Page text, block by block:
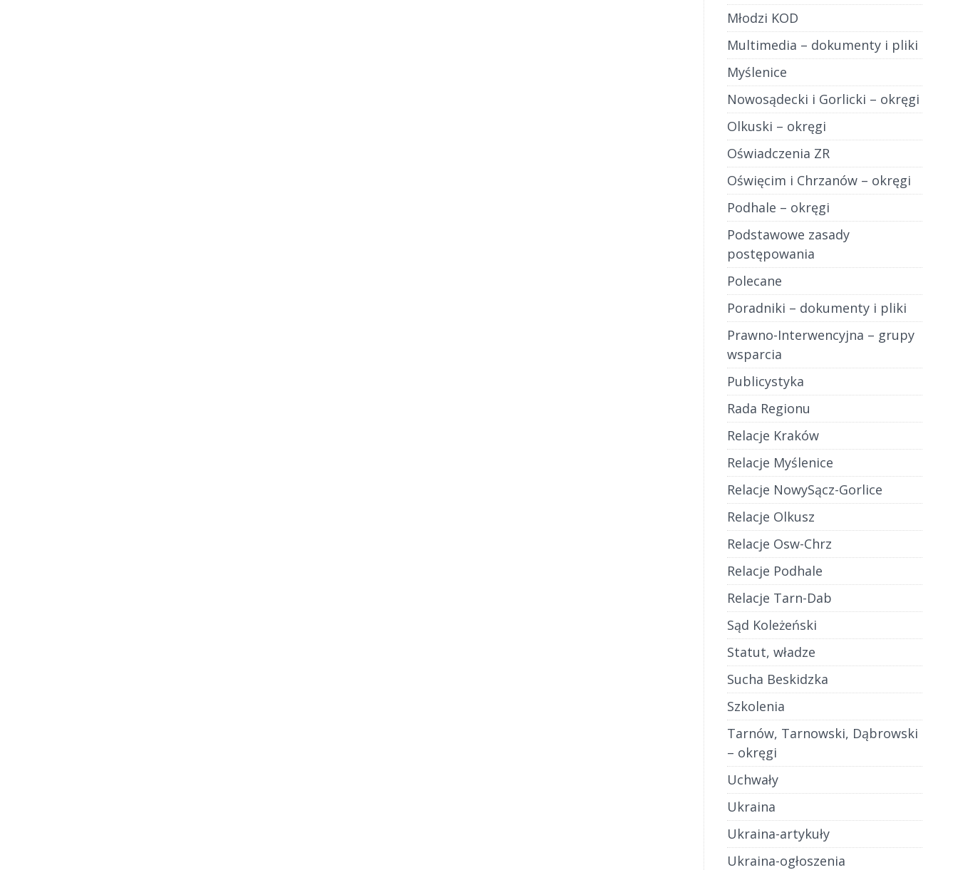
Młodzi KOD
Multimedia – dokumenty i pliki
Myślenice
Nowosądecki i Gorlicki – okręgi
Olkuski – okręgi
Oświadczenia ZR
Oświęcim i Chrzanów – okręgi
Podhale – okręgi
Podstawowe zasady
postępowania
Polecane
Poradniki – dokumenty i pliki
Prawno-Interwencyjna – grupy
wsparcia
Publicystyka
Rada Regionu
Relacje Kraków
Relacje Myślenice
Relacje NowySącz-Gorlice
Relacje Olkusz
Relacje Osw-Chrz
Relacje Podhale
Relacje Tarn-Dab
Sąd Koleżeński
Statut, władze
Sucha Beskidzka
Szkolenia
Tarnów, Tarnowski, Dąbrowski
– okręgi
Uchwały
Ukraina
Ukraina-artykuły
Ukraina-ogłoszenia